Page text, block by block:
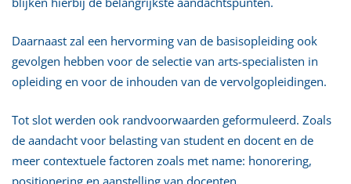
Daarnaast zal een hervorming van de basisopleiding ook
gevolgen hebben voor de selectie van arts-specialisten in
opleiding en voor de inhouden van de vervolgopleidingen.
Tot slot werden ook randvoorwaarden geformuleerd. Zoals
de aandacht voor belasting van student en docent en de
meer contextuele factoren zoals met name: honorering,
positionering en aanstelling van docenten.